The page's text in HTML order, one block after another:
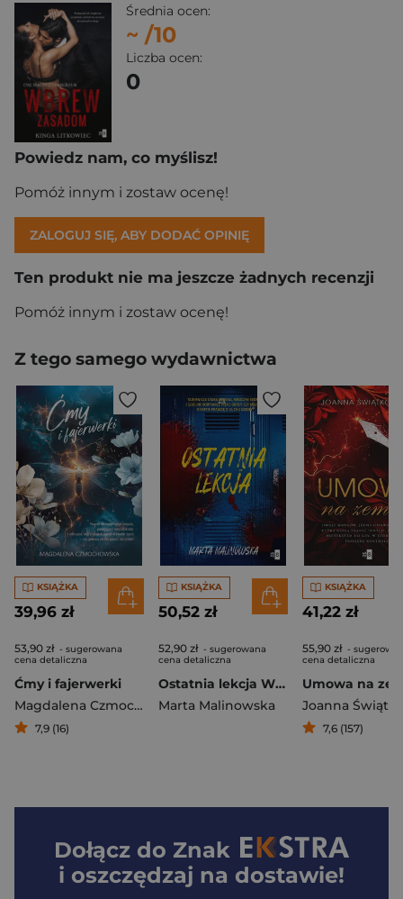
Średnia ocen:
~ /10
Liczba ocen:
0
Powiedz nam, co myślisz!
Pomóż innym i zostaw ocenę!
ZALOGUJ SIĘ, ABY DODAĆ OPINIĘ
Ten produkt nie ma jeszcze żadnych recenzji
Pomóż innym i zostaw ocenę!
Z tego samego wydawnictwa
KSIĄŻKA
39,96 zł
53,90 zł - sugerowana
cena detaliczna
Ćmy i fajerwerki
Magdalena Czmochowska
7,9 (16)
KSIĄŻKA
50,52 zł
52,90 zł - sugerowana
cena detaliczna
Ostatnia lekcja Wielkie Litery
Marta Malinowska
KSIĄŻKA
41,22 zł
55,90 zł -
cena detaliczna
Umowa na
7,6 (157)
Dołącz do Znak
i oszczędzaj na dostawie!